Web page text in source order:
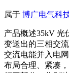
属于 博广电气科
产品概述35kV 光
变送出的三相交
交流电能并入电
布局合理、紧凑